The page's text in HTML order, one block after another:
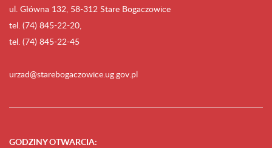
ul. Główna 132, 58-312 Stare Bogaczowice
tel. (74) 845-22-20,
tel. (74) 845-22-45
urzad@starebogaczowice.ug.gov.pl
GODZINY OTWARCIA: